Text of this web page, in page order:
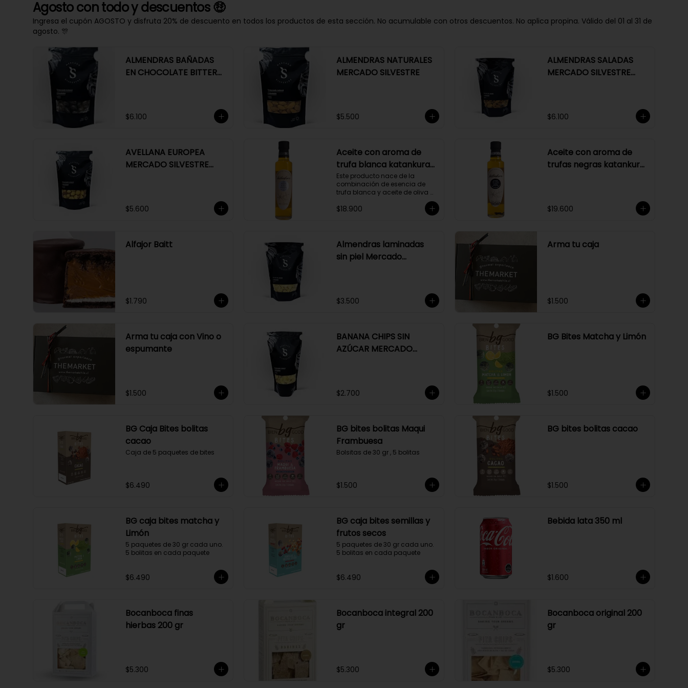
Agosto con todo y descuentos 🤑
Ingresa el cupón AGOSTO y disfruta 20% de descuento en todos los productos de esta sección. No acumulable con otros descuentos. No aplica propina. Válido del 01 al 31 de
agosto. 🎊
ALMENDRAS BAÑADAS
EN CHOCOLATE BITTER
$6.100
ALMENDRAS NATURALES
MERCADO SILVESTRE
$5.500
ALMENDRAS SALADAS
MERCADO SILVESTRE
$6.100
AVELLANA EUROPEA
MERCADO SILVESTRE
$5.600
Aceite con aroma de
trufa blanca katankura
250 ml
Este producto nace de la
combinación de esencia de
trufa blanca y aceite de oliva
$18.900
Aceite con aroma de
trufas negras katankura
$19.600
Alfajor Baitt
$1.790
Almendras laminadas
sin piel Mercado
$3.500
Arma tu caja
$1.500
Arma tu caja con Vino o
espumante
$1.500
BANANA CHIPS SIN
AZÚCAR MERCADO
$2.700
BG Bites Matcha y Limón
$1.500
BG Caja Bites bolitas
cacao
Caja de 5 paquetes de bites
$6.490
BG bites bolitas Maqui
Frambuesa
Bolsitas de 30 gr , 5 bolitas
$1.500
BG bites bolitas cacao
$1.500
BG caja bites matcha y
Limón
5 paquetes de 30 gr cada uno.
5 bolitas en cada paquete
$6.490
BG caja bites semillas y
frutos secos
5 paquetes de 30 gr cada uno.
5 bolitas en cada paquete
$6.490
Bebida lata 350 ml
$1.600
Bocanboca finas
hierbas 200 gr
$5.300
Bocanboca integral 200
gr
$5.300
Bocanboca original 200
gr
$5.300